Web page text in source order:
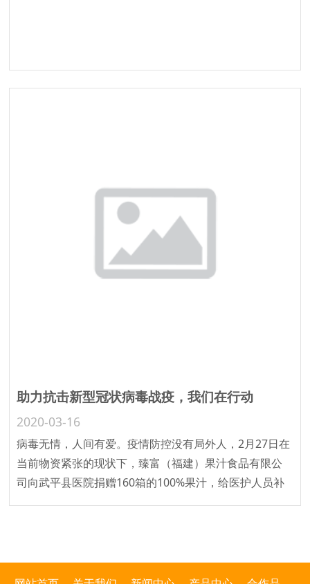
助力抗击新型冠状病毒战疫，我们在行动
2020-03-16
病毒无情，人间有爱。疫情防控没有局外人，2月27日在
当前物资紧张的现状下，臻富（福建）果汁食品有限公
司向武平县医院捐赠160箱的100%果汁，给医护人员补
充维生素等所需的营养，助力医护人员克服这一场疫情